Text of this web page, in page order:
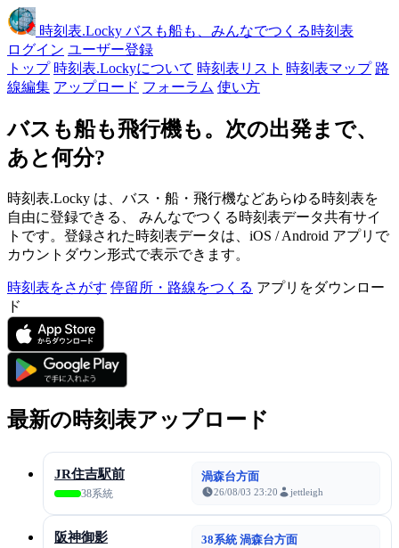
時刻表.Locky バスも船も、みんなでつくる時刻表
ログイン ユーザー登録
トップ 時刻表.Lockyについて 時刻表リスト 時刻表マップ 路
線編集 アップロード フォーラム 使い方
バスも船も飛行機も。次の出発まで、
あと何分?
時刻表.Locky は、バス・船・飛行機などあらゆる時刻表を
自由に登録できる、 みんなでつくる時刻表データ共有サイ
トです。登録された時刻表データは、iOS / Android アプリで
カウントダウン形式で表示できます。
時刻表をさがす 停留所・路線をつくる アプリをダウンロー
ド
最新の時刻表アップロード
JR住吉駅前
38系統
渦森台方面
26/08/03 23:20 jettleigh
阪神御影 38系統 渦森台方面